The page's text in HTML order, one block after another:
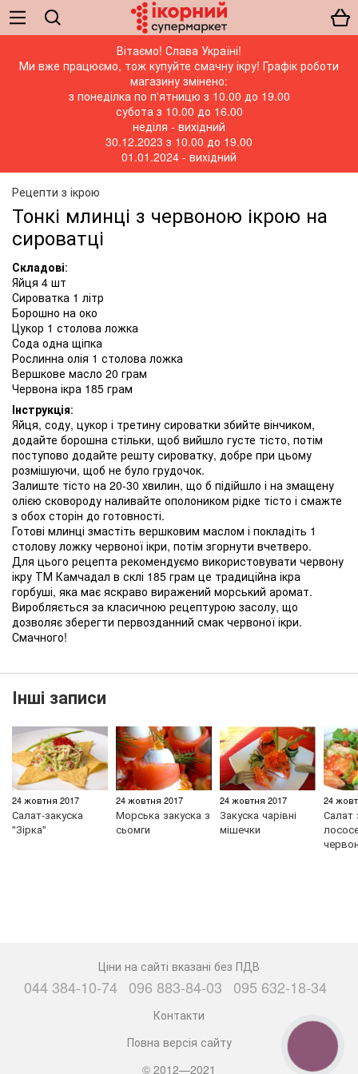
Вітаємо! Слава Україні!
Ми вже працюємо, тож купуйте смачну ікру! Графік роботи
магазину змінено:
з понеділка по п'ятницю з 10.00 до 19.00
субота з 10.00 до 16.00
неділя - вихідний
30.12.2023 з 10.00 до 19.00
01.01.2024 - вихідний
Рецепти з ікрою
Тонкі млинці з червоною ікрою на
сироватці
Складові:
Яйця 4 шт
Сироватка 1 літр
Борошно на око
Цукор 1 столова ложка
Сода одна щіпка
Рослинна олія 1 столова ложка
Вершкове масло 20 грам
Червона ікра 185 грам
Інструкція:
Яйця, соду, цукор і третину сироватки збийте вінчиком,
додайте борошна стільки, щоб вийшло густе тісто, потім
поступово додайте решту сироватку, добре при цьому
розмішуючи, щоб не було грудочок.
Залиште тісто на 20-30 хвилин, що б підійшло і на змащену
олією сковороду наливайте ополоником рідке тісто і смажте
з обох сторін до готовності.
Готові млинці змастіть вершковим маслом і покладіть 1
столову ложку червоної ікри, потім згорнути вчетверо.
Для цього рецепта рекомендуємо використовувати червону
ікру ТМ Камчадал в склі 185 грам це традиційна ікра
горбуші, яка має яскраво виражений морський аромат.
Виробляється за класичною рецептурою засолу, що
дозволяє зберегти первозданний смак червоної ікри.
Смачного!
Інші записи
24 жовтня 2017
Салат-закуска
"Зірка"
24 жовтня 2017
Морська закуска з
сьомги
24 жовтня 2017
Закуска чарівні
мішечки
24
Салат
Ціни на сайті вказані без ПДВ
044 384-10-74 096 883-84-03 095 632-18-34
Контакти
Повна версія сайту
© 2012—2021